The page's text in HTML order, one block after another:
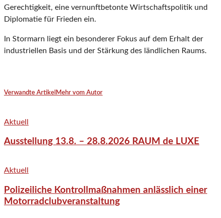
Gerechtigkeit, eine vernunftbetonte Wirtschaftspolitik und
Diplomatie für Frieden ein.
In Stormarn liegt ein besonderer Fokus auf dem Erhalt der
industriellen Basis und der Stärkung des ländlichen Raums.
Verwandte Artikel Mehr vom Autor
Aktuell
Ausstellung 13.8. – 28.8.2026 RAUM de LUXE
Aktuell
Polizeiliche Kontrollmaßnahmen anlässlich einer
Motorradclubveranstaltung